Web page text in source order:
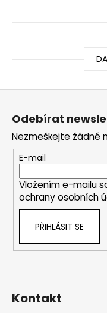
Odebírat
Nezmeškejte žádné
E-mail
Vložením e-mailu
ochrany osobních
PŘIHLÁSIT SE
Kontakt